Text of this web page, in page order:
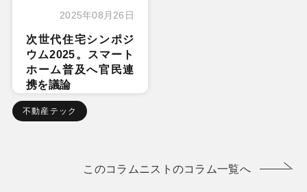
2025年08月26日
次世代住宅シンポジ
ウム2025。スマート
ホーム普及へ官民連
携を議論
不動産テック
このコラムニストのコラム一覧へ